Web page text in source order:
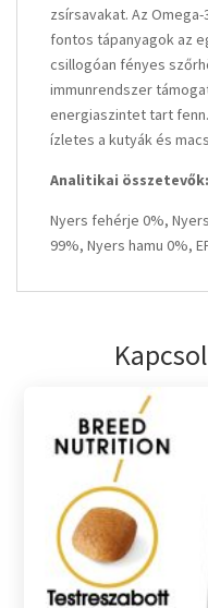
zsírsavakat. Az Omega-
fontos tápanyagok az
csillogóan fényes
immunrendszer
energiaszintet tart fenn.
ízletes a kutyák és
Analitikai összetevők:
Nyers fehérje 0%,
99%, Nyers hamu 0%,